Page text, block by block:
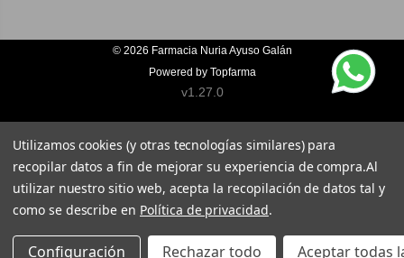
© 2026 Farmacia Nuria Ayuso Galán
Powered by Topfarma
v1.27.0
Utilizamos cookies (y otras tecnologías similares) para
recopilar datos a fin de mejorar su experiencia de compra.Al
utilizar nuestro sitio web, acepta la recopilación de datos tal y
como se describe en Política de privacidad.
Configuración Rechazar todo Aceptar todas